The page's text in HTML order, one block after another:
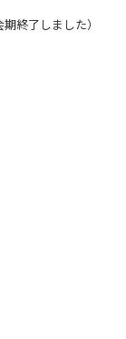
終了しました）